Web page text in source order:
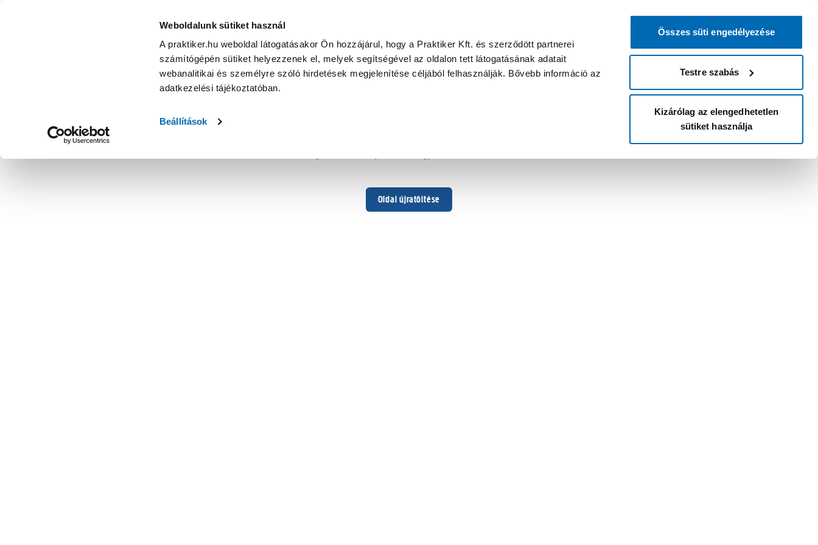
Weboldalunk sütiket használ
A praktiker.hu weboldal látogatásakor Ön hozzájárul, hogy a Praktiker Kft. és szerződött partnerei
számítógépén sütiket helyezzenek el, melyek segítségével az oldalon tett látogatásának adatait
webanalitikai és személyre szóló hirdetések megjelenítése céljából felhasználják. Bővebb információ az
adatkezelési tájékoztatóban.
Beállítások
Összes süti engedélyezése
Testre szabás
Kizárólag az elengedhetetlen
sütiket használja
Oldal újratöltése